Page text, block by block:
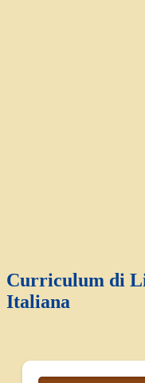
Curriculum di
Italiana